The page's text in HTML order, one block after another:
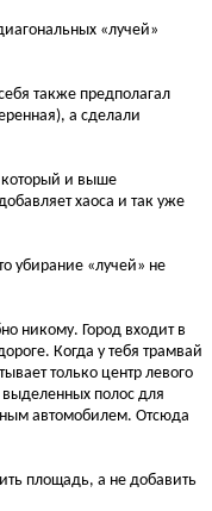
«лучей»
также предполагал
а сделали
который и выше
хаоса и так уже
убирание «лучей» не
никому. Город входит в
Когда у тебя трамвай
только центр левого
полос для
автомобилем. Отсюда
площадь, а не добавить